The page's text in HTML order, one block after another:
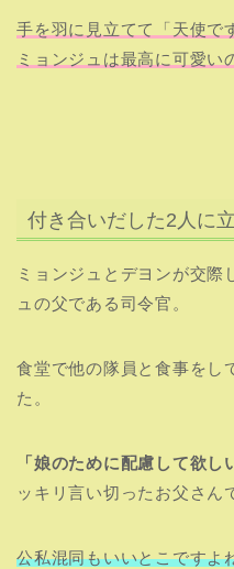
手を羽に見立てて「天使で
ミョンジュは最高に可愛い
付き合いだした2人に
ミョンジュとデヨンが交際
ュの父である司令官。
食堂で他の隊員と食事をし
た。
「娘のために配慮して欲し
ッキリ言い切ったお父さん
公私混同もいいとこですよ